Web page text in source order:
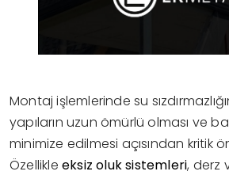
Montaj işlemlerinde su
yapıların uzun ömürlü olması ve
minimize edilmesi açısından kritik
Özellikle eksiz oluk sistemleri, derz